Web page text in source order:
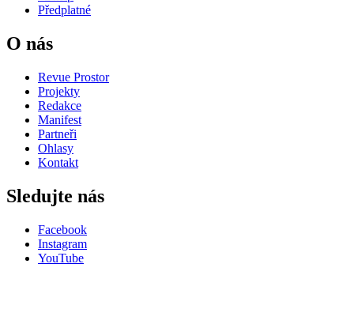
Předplatné
O nás
Revue Prostor
Projekty
Redakce
Manifest
Partneři
Ohlasy
Kontakt
Sledujte nás
Facebook
Instagram
YouTube